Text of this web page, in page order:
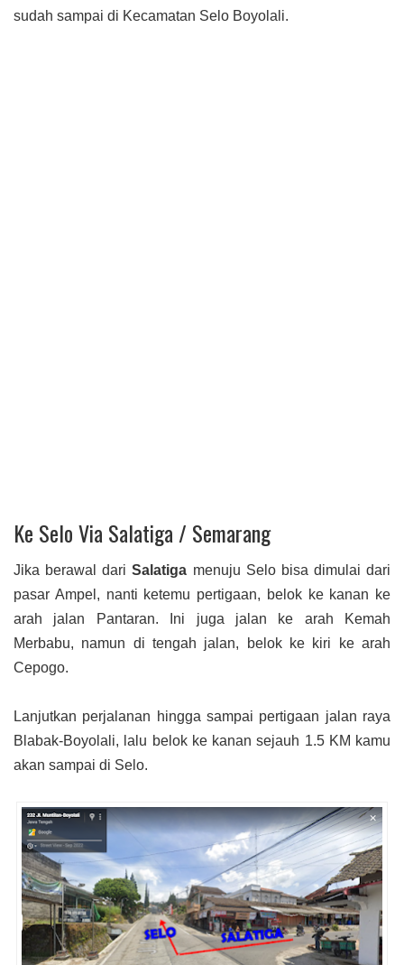
sudah sampai di Kecamatan Selo Boyolali.
Ke Selo Via Salatiga / Semarang
Jika berawal dariSalatiga menuju Selo bisa dimulai dari
pasar Ampel, nanti ketemu pertigaan, belok ke kanan ke
arah jalan Pantaran. Ini juga jalan ke arah Kemah
Merbabu, namun di tengah jalan, belok ke kiri ke arah
Cepogo.
Lanjutkan perjalanan hingga sampai pertigaan jalan raya
Blabak-Boyolali, lalu belok ke kanan sejauh 1.5 KM kamu
akan sampai di Selo.